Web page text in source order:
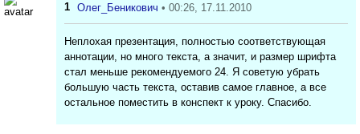
1 Олег_Беникович • 00:26, 17.11.2010
Неплохая презентация, полностью соответствующая
аннотации, но много текста, а значит, и размер шрифта
стал меньше рекомендуемого 24. Я советую убрать
большую часть текста, оставив самое главное, а все
остальное поместить в конспект к уроку. Спасибо.